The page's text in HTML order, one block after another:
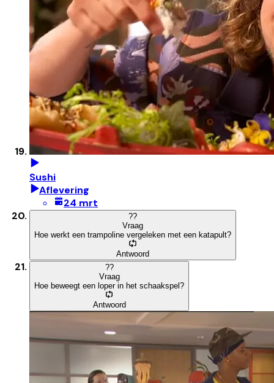
Sushi
Aflevering
24 mrt
??
Vraag
Hoe werkt een trampoline vergeleken met een katapult?
Antwoord
??
Vraag
Hoe beweegt een loper in het schaakspel?
Antwoord